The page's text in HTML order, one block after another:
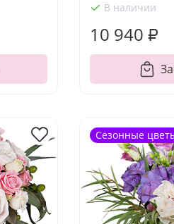
В наличии
10 940 ₽
Сезонные